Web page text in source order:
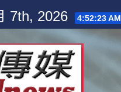
7th, 2026 4:52:25 AM